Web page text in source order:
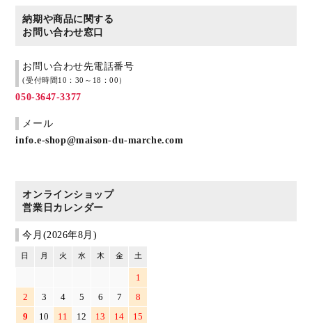
納期や商品に関する
お問い合わせ窓口
お問い合わせ先電話番号
(受付時間10：30～18：00）
050-3647-3377
メール
info.e-shop@maison-du-marche.com
オンラインショップ
営業日カレンダー
今月(2026年8月)
日 月 火 水 木 金 土
1
2
3 4 5 6 7
8
9
10 11 12 13 14
15